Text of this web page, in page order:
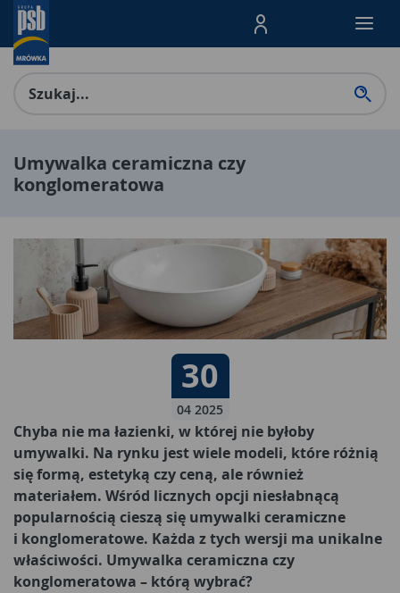
Menu Produktów,
Umywalka ceramiczna czy
konglomeratowa
Data publikacji:
30
04 2025
Chyba nie ma łazienki, w której nie byłoby
umywalki. Na rynku jest wiele modeli, które różnią
się formą, estetyką czy ceną, ale również
materiałem. Wśród licznych opcji niesłabnącą
popularnością cieszą się umywalki ceramiczne
i konglomeratowe. Każda z tych wersji ma unikalne
właściwości. Umywalka ceramiczna czy
konglomeratowa – którą wybrać?